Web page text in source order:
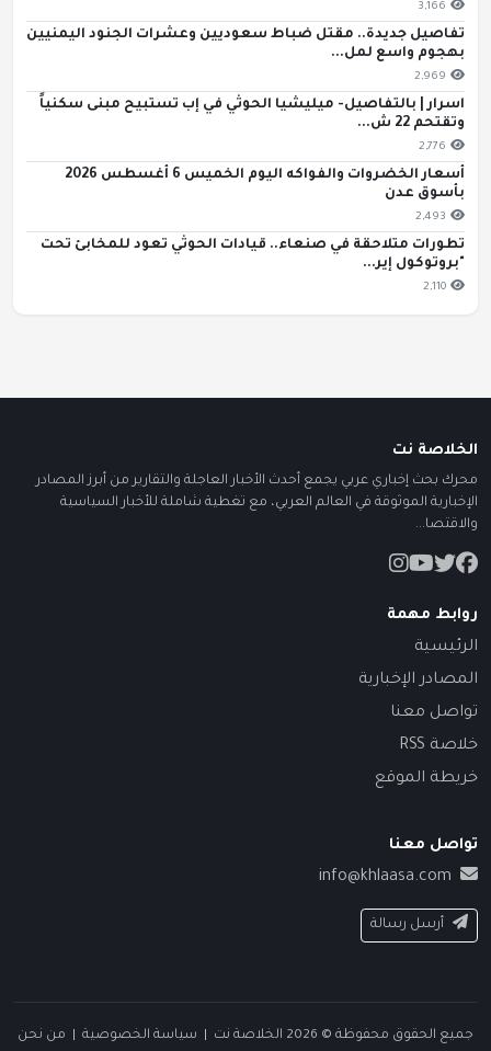
3,166
تفاصيل جديدة.. مقتل ضباط سعوديين وعشرات الجنود اليمنيين
بهجوم واسع لمل...
2,969
اسرار | بالتفاصيل- ميليشيا الحوثي في إب تستبيح مبنى سكنياً
وتقتحم 22 ش...
2,776
أسعار الخضروات والفواكه اليوم الخميس 6 أغسطس 2026
بأسوق عدن
2,493
تطورات متلاحقة في صنعاء.. قيادات الحوثي تعود للمخابئ تحت
"بروتوكول إير...
2,110
الخلاصة نت
محرك بحث إخباري عربي يجمع أحدث الأخبار العاجلة والتقارير من أبرز المصادر
الإخبارية الموثوقة في العالم العربي، مع تغطية شاملة للأخبار السياسية
والاقتصا...
روابط مهمة
الرئيسية
المصادر الإخبارية
تواصل معنا
خلاصة RSS
خريطة الموقع
تواصل معنا
info@khlaasa.com
أرسل رسالة
جميع الحقوق محفوظة © 2026 الخلاصة نت | سياسة الخصوصية من نحن